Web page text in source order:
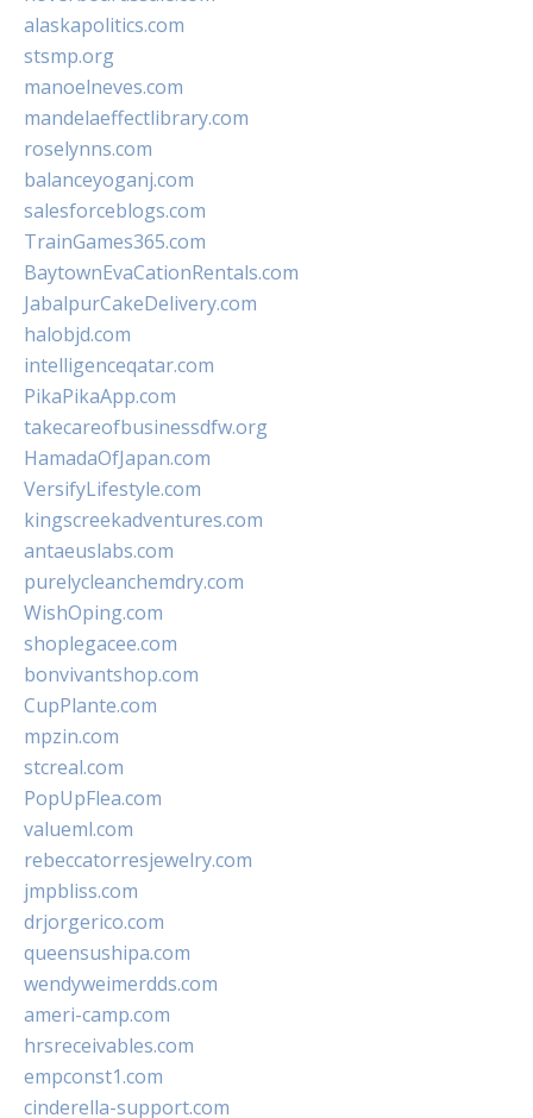
alaskapolitics.com
stsmp.org
manoelneves.com
mandelaeffectlibrary.com
roselynns.com
balanceyoganj.com
salesforceblogs.com
TrainGames365.com
BaytownEvaCationRentals.com
JabalpurCakeDelivery.com
halobjd.com
intelligenceqatar.com
PikaPikaApp.com
takecareofbusinessdfw.org
HamadaOfJapan.com
VersifyLifestyle.com
kingscreekadventures.com
antaeuslabs.com
purelycleanchemdry.com
WishOping.com
shoplegacee.com
bonvivantshop.com
CupPlante.com
mpzin.com
stcreal.com
PopUpFlea.com
valueml.com
rebeccatorresjewelry.com
jmpbliss.com
drjorgerico.com
queensushipa.com
wendyweimerdds.com
ameri-camp.com
hrsreceivables.com
empconst1.com
cinderella-support.com